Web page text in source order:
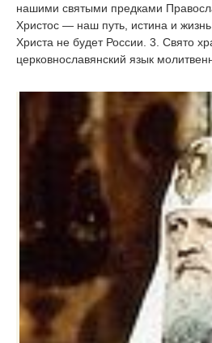
нашими святыми предками
Христос — наш путь, истина и
Христа не будет России. 3. Свято
церковнославянский язык